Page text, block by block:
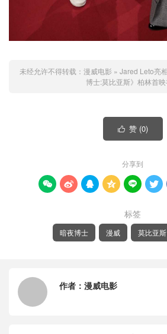
未经允许不得转载： 漫威电影 » Jared Leto亮
博士:莫比亚斯》柏林首映
 赞 (0)
分享到
     
标签
暗夜博士 漫威 莫比亚斯
作者： 漫威电影